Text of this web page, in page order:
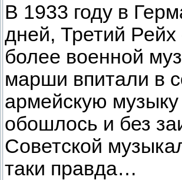
В 1933 году в
дней, Третий
более военной
марши впитали в
армейскую
обошлось и без
Советской
таки правда…